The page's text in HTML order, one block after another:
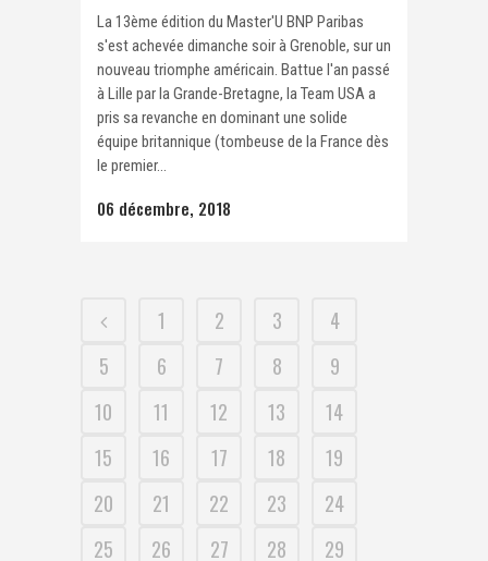
La 13ème édition du Master'U BNP Paribas
s'est achevée dimanche soir à Grenoble, sur un
nouveau triomphe américain. Battue l'an passé
à Lille par la Grande-Bretagne, la Team USA a
pris sa revanche en dominant une solide
équipe britannique (tombeuse de la France dès
le premier...
06 décembre, 2018
1 2 3
4
5
6 7 8
9
10
11 12 13
14
15
16 17 18
19
20
21 22 23
24
25
26 27 28
29